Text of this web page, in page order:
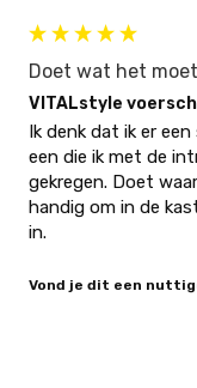
Doet wat het
VITALstyle
Ik denk dat ik er
een die ik met de
gekregen. Doet
handig om in de
in.
Vond je dit een